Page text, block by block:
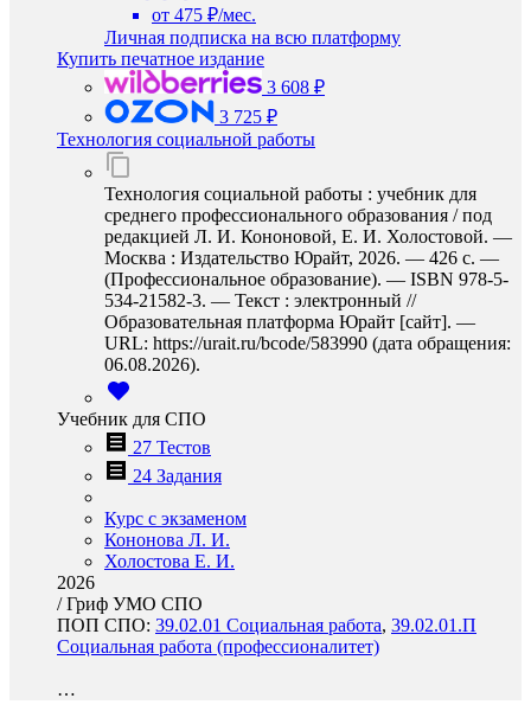
от 475 ₽/мес.
Личная подписка на всю платформу
Купить печатное издание
3 608 ₽
3 725 ₽
Технология социальной работы
Технология социальной работы : учебник для
среднего профессионального образования / под
редакцией Л. И. Кононовой, Е. И. Холостовой. —
Москва : Издательство Юрайт, 2026. — 426 с. —
(Профессиональное образование). — ISBN 978-5-
534-21582-3. — Текст : электронный //
Образовательная платформа Юрайт [сайт]. —
URL: https://urait.ru/bcode/583990 (дата обращения:
06.08.2026).
Учебник для СПО
27 Тестов
24 Задания
Курс с экзаменом
Кононова Л. И.
Холостова Е. И.
2026
/Гриф УМО СПО
ПОП СПО: 39.02.01 Социальная работа, 39.02.01.П
Социальная работа (профессионалитет)
…